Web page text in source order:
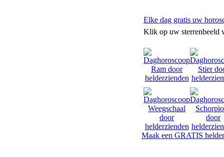
Elke dag gratis uw
Klik op uw sterrenbeeld
Maak een GRATIS